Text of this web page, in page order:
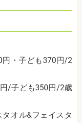
円・子ども370円/2
円/子ども350円/2歳
タオル&フェイスタ